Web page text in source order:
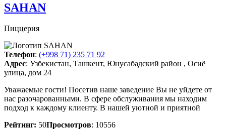
SAHAN
Пиццерия
Телефон: (+998 71) 235 71 92
Адрес: Узбекистан, Ташкент, Юнусабадский район , Осиё
улица, дом 24
Уважаемые гости! Посетив наше заведение Вы не уйдете от
нас разочарованными. В сфере обслуживания мы находим
подход к каждому клиенту. В нашей уютной и приятной
Рейтинг: 50Просмотров: 10556